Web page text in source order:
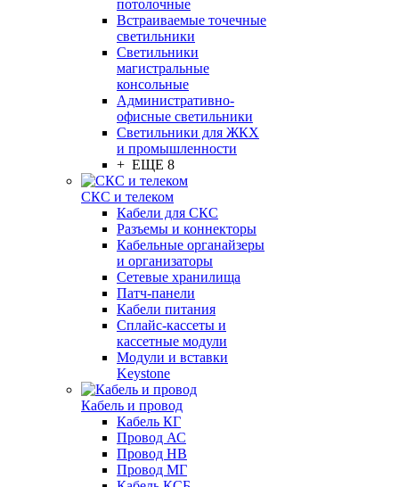
потолочные
Встраиваемые точечные
светильники
Светильники
магистральные
консольные
Административно-
офисные светильники
Светильники для ЖКХ
и промышленности
+ ЕЩЕ 8
СКС и телеком
Кабели для СКС
Разъемы и коннекторы
Кабельные органайзеры
и организаторы
Сетевые хранилища
Патч-панели
Кабели питания
Сплайс-кассеты и
кассетные модули
Модули и вставки
Keystone
Кабель и провод
Кабель КГ
Провод АС
Провод НВ
Провод МГ